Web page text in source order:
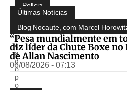
Compartilhe:
Polícia
P
b
li
c
a
d
o
p
o
Últimas Notícias
Blog Nocaute, com Marcel
“Pesa mundialmente em
diz líder da Chute Boxe no
de Allan Nascimento
06/08/2026 - 07:13